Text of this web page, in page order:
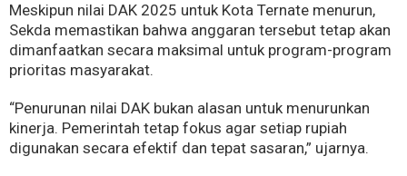
Meskipun nilai DAK 2025 untuk Kota Ternate menurun,
Sekda memastikan bahwa anggaran tersebut tetap akan
dimanfaatkan secara maksimal untuk program-program
prioritas masyarakat.
“Penurunan nilai DAK bukan alasan untuk menurunkan
kinerja. Pemerintah tetap fokus agar setiap rupiah
digunakan secara efektif dan tepat sasaran,” ujarnya.